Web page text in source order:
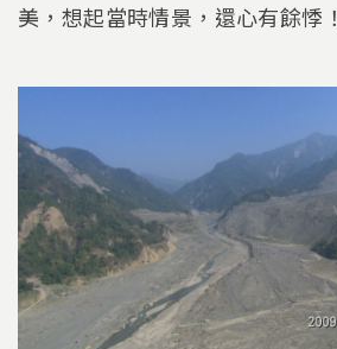
美，想起當時情景，還心有餘悸！